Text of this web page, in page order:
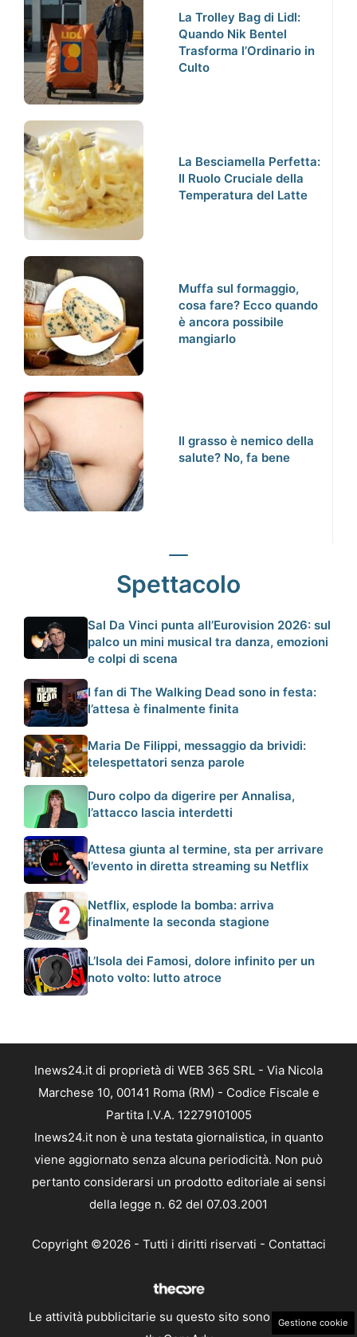
La Trolley Bag di Lidl:
Quando Nik Bentel
Trasforma l’Ordinario in
Culto
La Besciamella Perfetta:
Il Ruolo Cruciale della
Temperatura del Latte
Muffa sul formaggio,
cosa fare? Ecco quando
è ancora possibile
mangiarlo
Il grasso è nemico della
salute? No, fa bene
Spettacolo
Sal Da Vinci punta all’Eurovision 2026: sul
palco un mini musical tra danza, emozioni
e colpi di scena
I fan di The Walking Dead sono in festa:
l’attesa è finalmente finita
Maria De Filippi, messaggio da brividi:
telespettatori senza parole
Duro colpo da digerire per Annalisa,
l’attacco lascia interdetti
Attesa giunta al termine, sta per arrivare
l’evento in diretta streaming su Netflix
Netflix, esplode la bomba: arriva
finalmente la seconda stagione
L’Isola dei Famosi, dolore infinito per un
noto volto: lutto atroce
Inews24.it di proprietà di WEB 365 SRL - Via Nicola
Marchese 10, 00141 Roma (RM) - Codice Fiscale e
Partita I.V.A. 12279101005
Inews24.it non è una testata giornalistica, in quanto
viene aggiornato senza alcuna periodicità. Non può
pertanto considerarsi un prodotto editoriale ai sensi
della legge n. 62 del 07.03.2001
Copyright ©2026 - Tutti i diritti riservati - Contattaci
Le attività pubblicitarie su questo sito sono gestite da
Gestione cookie